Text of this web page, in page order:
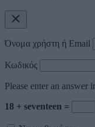
Όνομα χρήστη ή Email
Κωδικός
Please enter an answer
18 + seventeen =